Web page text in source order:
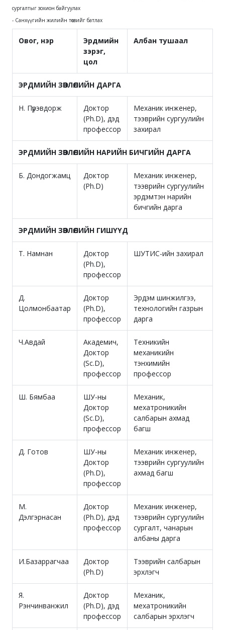
сургалтыг зохион байгуулах
- Санхүүгийн жилийн төсвийг батлах
Овог, нэр
Эрдмийн
зэрэг,
цол
Албан тушаал
ЭРДМИЙН ЗӨВЛӨЛИЙН ДАРГА
Н. Пүрэвдорж
Доктор
(Ph.D), дэд
профессор
Механик инженер,
тээврийн сургуулийн
захирал
ЭРДМИЙН ЗӨВЛӨЛИЙН НАРИЙН БИЧГИЙН ДАРГА
Б. Дондогжамц
Доктор
(Ph.D)
Механик инженер,
тээврийн сургуулийн
эрдэмтэн нарийн
бичгийн дарга
ЭРДМИЙН ЗӨВЛӨЛИЙН ГИШҮҮД
Т. Намнан
Доктор
(Ph.D),
профессор
ШУТИС-ийн захирал
Д.
Цолмонбаатар
Доктор
(Ph.D),
профессор
Эрдэм шинжилгээ,
технологийн газрын
дарга
Ч.Авдай
Академич,
Доктор
(Sc.D),
профессор
Техникийн
механикийн
тэнхимийн
профессор
Ш. Бямбаа
ШУ-ны
Доктор
(Sc.D),
профессор
Механик,
мехатроникийн
салбарын ахмад
багш
Д. Готов
ШУ-ны
Доктор
(Ph.D),
профессор
Механик инженер,
тээврийн сургуулийн
ахмад багш
М.
Дэлгэрнасан
Доктор
(Ph.D), дэд
профессор
Механик инженер,
тээврийн сургуулийн
сургалт, чанарын
албаны дарга
И.Базаррагчаа
Доктор
(Ph.D)
Тээврийн салбарын
эрхлэгч
Я.
Рэнчинванжил
Доктор
(Ph.D), дэд
профессор
Механик,
мехатроникийн
салбарын эрхлэгч